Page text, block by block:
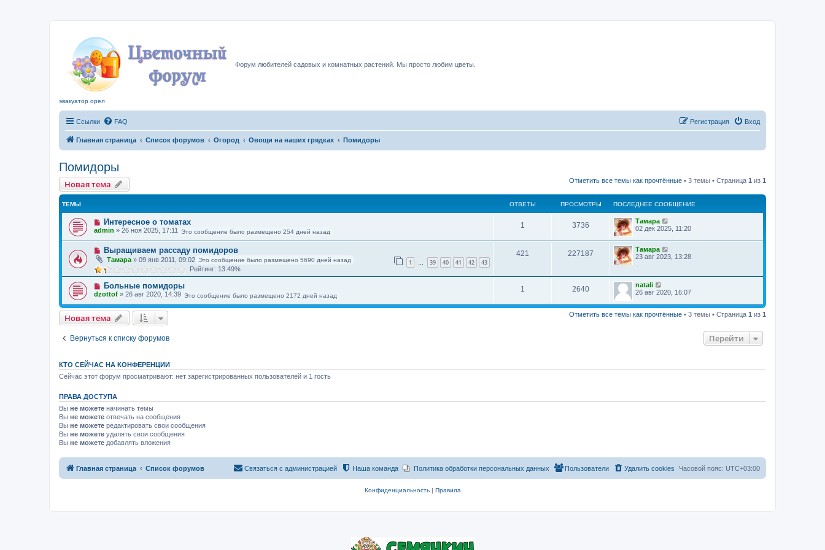
Форум любителей садовых и комнатных растений. Мы просто любим цветы.
эвакуатор орел
Ссылки FAQ Вход
Регистрация
Главная страница Список форумов Огород Овощи на наших грядках Помидоры
Помидоры
Новая тема Отметить все темы как прочтённые • 3 темы • Страница 1 из 1
ТЕМЫ ОТВЕТЫ ПРОСМОТРЫ ПОСЛЕДНЕЕ СООБЩЕНИЕ
Интересное о томатах
admin » 26 ноя 2025, 17:11 Это сообщение было размещено 254 дней назад
1 3736
Тамара
02 дек 2025, 11:20
Выращиваем рассаду помидоров
Тамара » 09 янв 2011, 09:02 1 … 39 40 41 42 43
Это сообщение было размещено 5690 дней назад
Рейтинг: 13.49%
421 227187
Тамара
23 авг 2023, 13:28
Больные помидоры
dzottof » 26 авг 2020, 14:39 Это сообщение было размещено 2172 дней назад
1 2640
natali
26 авг 2020, 16:07
Новая тема Отметить все темы как прочтённые • 3 темы • Страница 1 из 1
Вернуться к списку форумов Перейти
КТО СЕЙЧАС НА КОНФЕРЕНЦИИ
Сейчас этот форум просматривают: нет зарегистрированных пользователей и 1 гость
ПРАВА ДОСТУПА
Вы не можете начинать темы
Вы не можете отвечать на сообщения
Вы не можете редактировать свои сообщения
Вы не можете удалять свои сообщения
Вы не можете добавлять вложения
Главная страница Список форумов Часовой пояс: UTC+03:00
Удалить cookies
Пользователи
Политика обработки персональных данных
Наша команда
Связаться с администрацией
Конфиденциальность| Правила